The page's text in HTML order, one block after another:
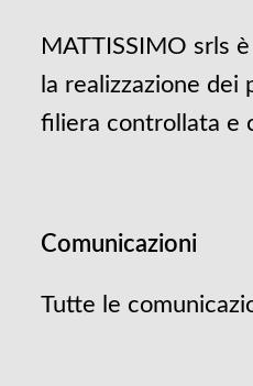
MATTISSIMO srls
la realizzazione
filiera controllata e
Comunicazioni
Tutte le